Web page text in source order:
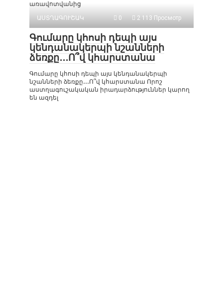
առավոտվանից
ԱՍՏՂԱԳՈՒՇԱԿ
0 2 113 Просмотр
Գումարը կհոսի դեպի այս
կենդանակերպի նշանների
ձեռքը․․․Ո՞վ կհարստանա
Գումարը կհոսի դեպի այս կենդանակերպի
նշանների ձեռքը․․․Ո՞վ կհարստանա Որոշ
աստղագուշակական իրադարձություններ կարող
են ազդել